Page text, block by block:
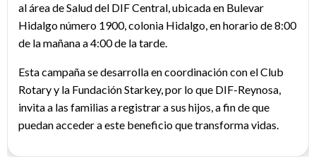
al área de Salud del DIF Central, ubicada en Bulevar
Hidalgo número 1900, colonia Hidalgo, en horario de 8:00
de la mañana a 4:00 de la tarde.
Esta campaña se desarrolla en coordinación con el Club
Rotary y la Fundación Starkey, por lo que DIF-Reynosa,
invita a las familias a registrar a sus hijos, a fin de que
puedan acceder a este beneficio que transforma vidas.